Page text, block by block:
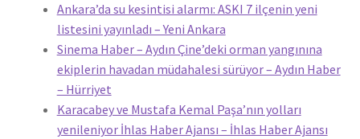
Ankara’da su kesintisi alarmı: ASKI 7 ilçenin yeni
listesini yayınladı – Yeni Ankara
Sinema Haber – Aydın Çine’deki orman yangınına
ekiplerin havadan müdahalesi sürüyor – Aydın Haber
– Hürriyet
Karacabey ve Mustafa Kemal Paşa’nın yolları
yenileniyor İhlas Haber Ajansı – İhlas Haber Ajansı